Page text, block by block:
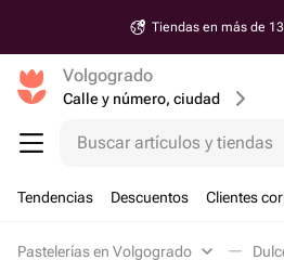
Tiendas en más de
Volgogrado
Calle y número, ciudad
Buscar artículos y tiendas
Tendencias Descuentos Clientes
Pastelerías en Volgogrado